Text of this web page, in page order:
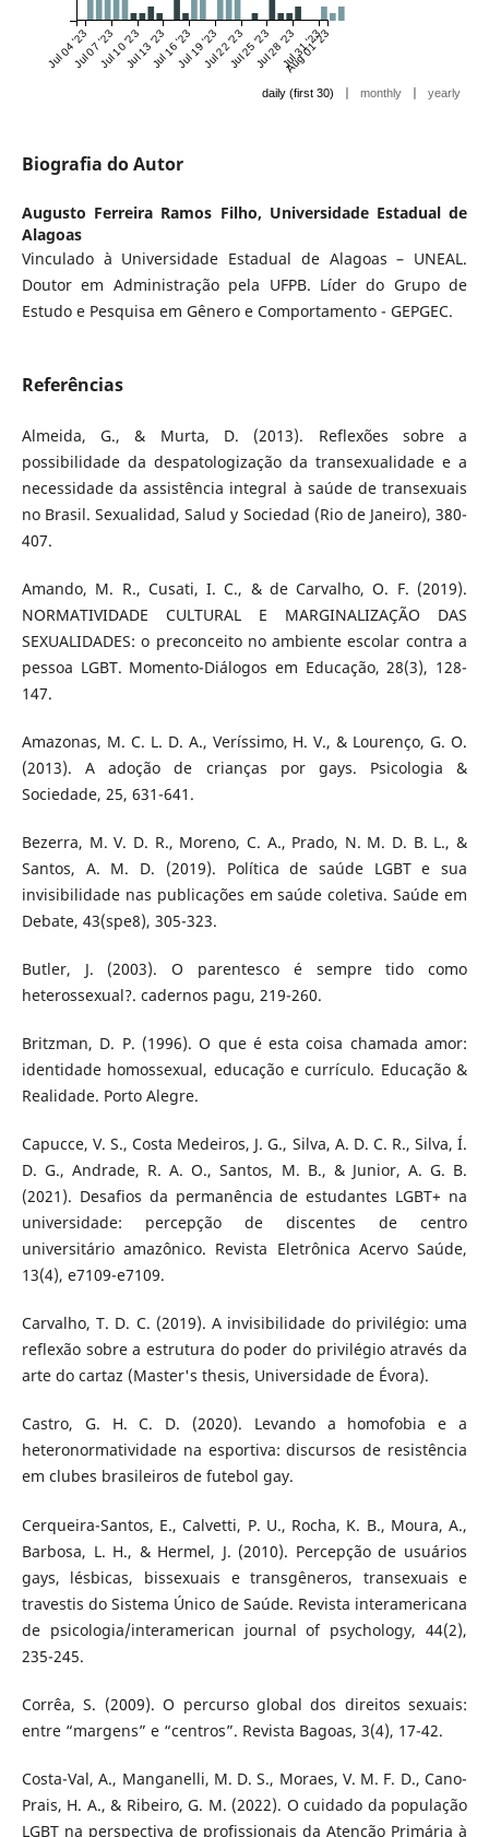
Jul 04 '23Jul 07 '23Jul 10 '23Jul 13 '23Jul 16 '23Jul 19 '23Jul 22 '23Jul 25 '23Jul 28 '23Jul 31 '23
Aug 01 '23
daily (first 30) | monthly | yearly
Biografia do Autor
Augusto Ferreira Ramos Filho, Universidade Estadual de
Alagoas
Vinculado à Universidade Estadual de Alagoas – UNEAL.
Doutor em Administração pela UFPB. Líder do Grupo de
Estudo e Pesquisa em Gênero e Comportamento - GEPGEC.
Referências
Almeida, G., & Murta, D. (2013). Reflexões sobre a
possibilidade da despatologização da transexualidade e a
necessidade da assistência integral à saúde de transexuais
no Brasil. Sexualidad, Salud y Sociedad (Rio de Janeiro), 380-
407.
Amando, M. R., Cusati, I. C., & de Carvalho, O. F. (2019).
NORMATIVIDADE CULTURAL E MARGINALIZAÇÃO DAS
SEXUALIDADES: o preconceito no ambiente escolar contra a
pessoa LGBT. Momento-Diálogos em Educação, 28(3), 128-
147.
Amazonas, M. C. L. D. A., Veríssimo, H. V., & Lourenço, G. O.
(2013). A adoção de crianças por gays. Psicologia &
Sociedade, 25, 631-641.
Bezerra, M. V. D. R., Moreno, C. A., Prado, N. M. D. B. L., &
Santos, A. M. D. (2019). Política de saúde LGBT e sua
invisibilidade nas publicações em saúde coletiva. Saúde em
Debate, 43(spe8), 305-323.
Butler, J. (2003). O parentesco é sempre tido como
heterossexual?. cadernos pagu, 219-260.
Britzman, D. P. (1996). O que é esta coisa chamada amor:
identidade homossexual, educação e currículo. Educação &
Realidade. Porto Alegre.
Capucce, V. S., Costa Medeiros, J. G., Silva, A. D. C. R., Silva, Í.
D. G., Andrade, R. A. O., Santos, M. B., & Junior, A. G. B.
(2021). Desafios da permanência de estudantes LGBT+ na
universidade: percepção de discentes de centro
universitário amazônico. Revista Eletrônica Acervo Saúde,
13(4), e7109-e7109.
Carvalho, T. D. C. (2019). A invisibilidade do privilégio: uma
reflexão sobre a estrutura do poder do privilégio através da
arte do cartaz (Master's thesis, Universidade de Évora).
Castro, G. H. C. D. (2020). Levando a homofobia e a
heteronormatividade na esportiva: discursos de resistência
em clubes brasileiros de futebol gay.
Cerqueira-Santos, E., Calvetti, P. U., Rocha, K. B., Moura, A.,
Barbosa, L. H., & Hermel, J. (2010). Percepção de usuários
gays, lésbicas, bissexuais e transgêneros, transexuais e
travestis do Sistema Único de Saúde. Revista interamericana
de psicologia/interamerican journal of psychology, 44(2),
235-245.
Corrêa, S. (2009). O percurso global dos direitos sexuais:
entre “margens” e “centros”. Revista Bagoas, 3(4), 17-42.
Costa-Val, A., Manganelli, M. D. S., Moraes, V. M. F. D., Cano-
Prais, H. A., & Ribeiro, G. M. (2022). O cuidado da população
LGBT na perspectiva de profissionais da Atenção Primária à